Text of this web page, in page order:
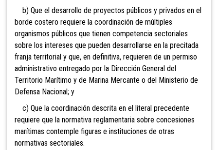
b) Que el desarrollo de proyectos públicos y privados en el
borde costero requiere la coordinación de múltiples
organismos públicos que tienen competencia sectoriales
sobre los intereses que pueden desarrollarse en la precitada
franja territorial y que, en definitiva, requieren de un permiso
administrativo entregado por la Dirección General del
Territorio Marítimo y de Marina Mercante o del Ministerio de
Defensa Nacional; y
c) Que la coordinación descrita en el literal precedente
requiere que la normativa reglamentaria sobre concesiones
marítimas contemple figuras e instituciones de otras
normativas sectoriales.